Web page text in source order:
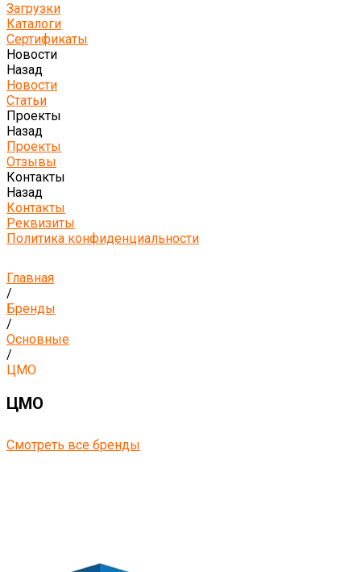
Загрузки
Каталоги
Сертификаты
Новости
Назад
Новости
Статьи
Проекты
Назад
Проекты
Отзывы
Контакты
Назад
Контакты
Реквизиты
Политика конфиденциальности
Главная
/
Бренды
/
Основные
/
ЦМО
ЦМО
Смотреть все бренды